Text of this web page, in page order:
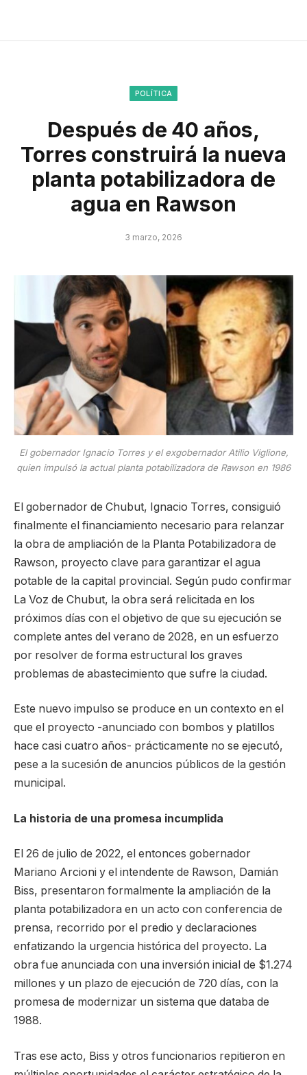
POLÍTICA
Después de 40 años,
Torres construirá la nueva
planta potabilizadora de
agua en Rawson
3 marzo, 2026
El gobernador Ignacio Torres y el exgobernador Atilio Viglione,
quien impulsó la actual planta potabilizadora de Rawson en 1986
El gobernador de Chubut, Ignacio Torres, consiguió
finalmente el financiamiento necesario para relanzar
la obra de ampliación de la Planta Potabilizadora de
Rawson, proyecto clave para garantizar el agua
potable de la capital provincial. Según pudo confirmar
La Voz de Chubut, la obra será relicitada en los
próximos días con el objetivo de que su ejecución se
complete antes del verano de 2028, en un esfuerzo
por resolver de forma estructural los graves
problemas de abastecimiento que sufre la ciudad.
Este nuevo impulso se produce en un contexto en el
que el proyecto -anunciado con bombos y platillos
hace casi cuatro años- prácticamente no se ejecutó,
pese a la sucesión de anuncios públicos de la gestión
municipal.
La historia de una promesa incumplida
El 26 de julio de 2022, el entonces gobernador
Mariano Arcioni y el intendente de Rawson, Damián
Biss, presentaron formalmente la ampliación de la
planta potabilizadora en un acto con conferencia de
prensa, recorrido por el predio y declaraciones
enfatizando la urgencia histórica del proyecto. La
obra fue anunciada con una inversión inicial de $1.274
millones y un plazo de ejecución de 720 días, con la
promesa de modernizar un sistema que databa de
1988.
Tras ese acto, Biss y otros funcionarios repitieron en